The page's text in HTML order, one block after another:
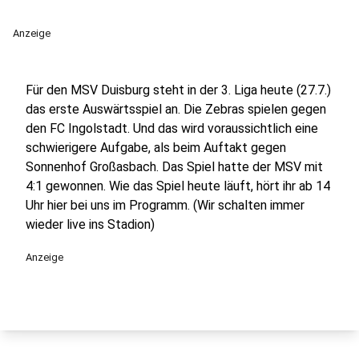
Anzeige
Für den MSV Duisburg steht in der 3. Liga heute (27.7.)
das erste Auswärtsspiel an. Die Zebras spielen gegen
den FC Ingolstadt. Und das wird voraussichtlich eine
schwierigere Aufgabe, als beim Auftakt gegen
Sonnenhof Großasbach. Das Spiel hatte der MSV mit
4:1 gewonnen. Wie das Spiel heute läuft, hört ihr ab 14
Uhr hier bei uns im Programm. (Wir schalten immer
wieder live ins Stadion)
Anzeige